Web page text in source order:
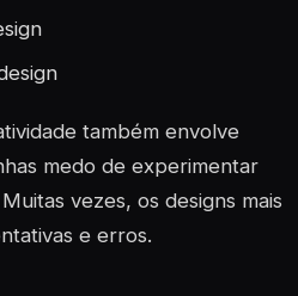
também envolve
medo de experimentar
vezes, os designs mais
e erros.